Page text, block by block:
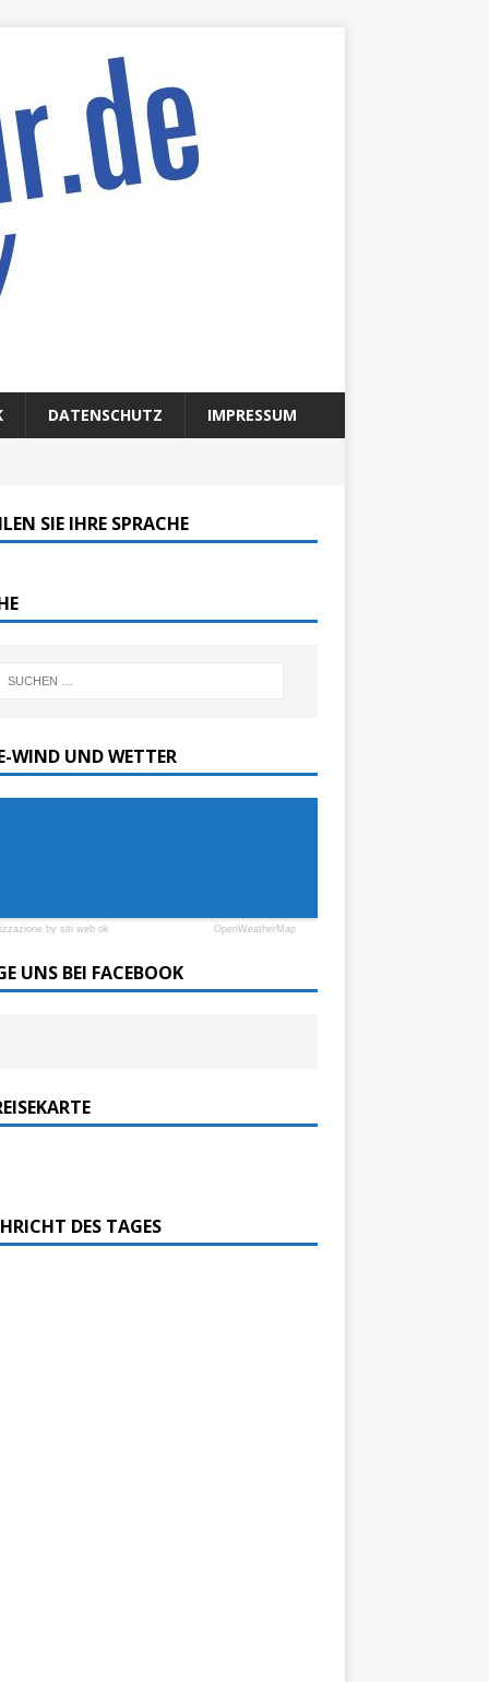
DATENSCHUTZ IMPRESSUM
SIE IHRE SPRACHE
WIND UND WETTER
by siti web ok OpenWeatherMap
UNS BEI FACEBOOK
DES TAGES